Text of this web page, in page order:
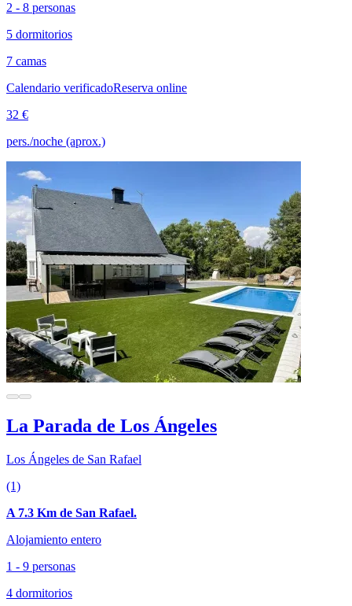
2 - 8 personas
5 dormitorios
7 camas
Calendario verificadoReserva online
32 €
pers./noche (aprox.)
La Parada de Los Ángeles
Los Ángeles de San Rafael
(1)
A 7.3 Km de San Rafael.
Alojamiento entero
1 - 9 personas
4 dormitorios